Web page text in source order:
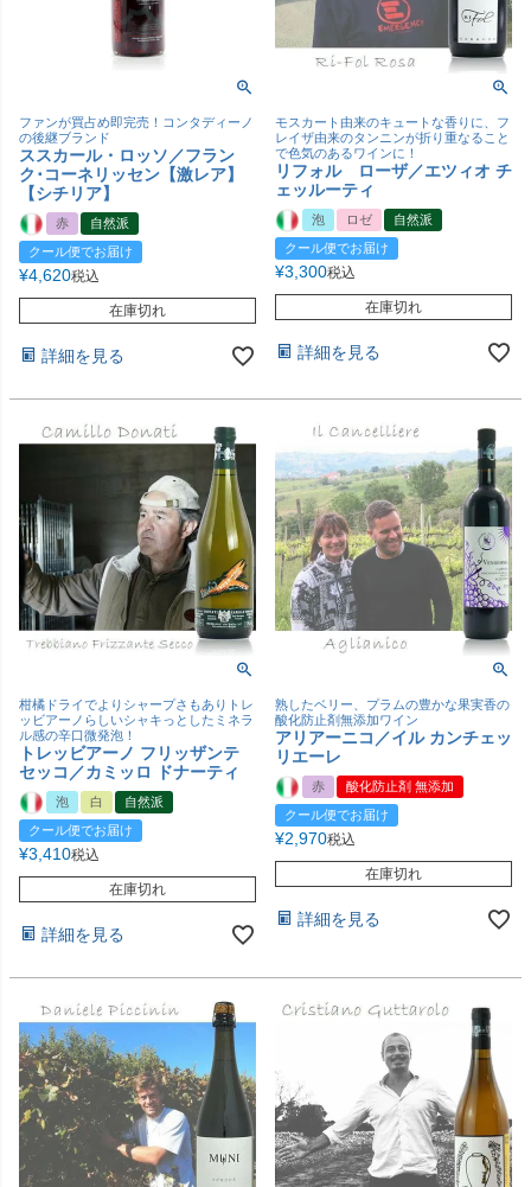
ファンが買占め即完売！コンタディーノ
の後継ブランド
ススカール・ロッソ／フラン
ク･コーネリッセン【激レア】
【シチリア】
赤
自然派
クール便でお届け
¥4,620税込
在庫切れ
詳細を見る
モスカート由来のキュートな香りに、フ
レイザ由来のタンニンが折り重なること
で色気のあるワインに！
リフォル ローザ／エツィオ チ
ェッルーティ
泡 ロゼ
自然派
クール便でお届け
¥3,300税込
在庫切れ
詳細を見る
柑橘ドライでよりシャープさもありトレ
ッビアーノらしいシャキっとしたミネラ
ル感の辛口微発泡！
トレッビアーノ フリッザンテ
セッコ／カミッロ ドナーティ
泡 白
自然派
クール便でお届け
¥3,410税込
在庫切れ
詳細を見る
熟したベリー、プラムの豊かな果実香の
酸化防止剤無添加ワイン
アリアーニコ／イル カンチェッ
リエーレ
赤
酸化防止剤 無添加
クール便でお届け
¥2,970税込
在庫切れ
詳細を見る